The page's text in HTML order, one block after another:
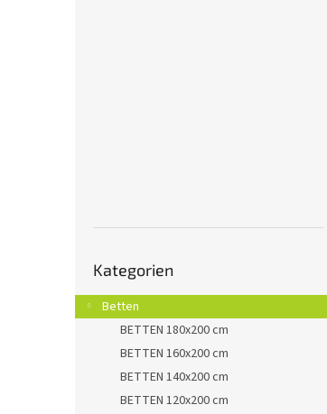
überspringen
Kategorien
Betten
BETTEN 180x200 cm
BETTEN 160x200 cm
BETTEN 140x200 cm
BETTEN 120x200 cm